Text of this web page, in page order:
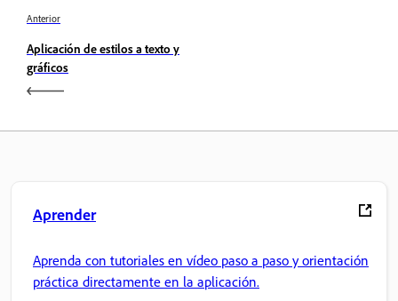
Anterior
Aplicación de estilos a texto y
gráficos
Aprender
Aprenda con tutoriales en vídeo paso a paso y orientación
práctica directamente en la aplicación.